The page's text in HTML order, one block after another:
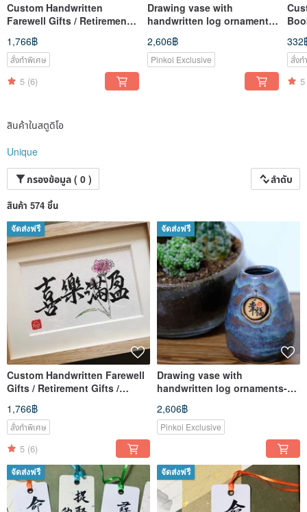
Custom Handwritten
Farewell Gifts / Retirement
Gifts / Encouragement Gifts
/ Keepsake Gifts
1,766฿
สั่งทำพิเศษ
5 (6)
Drawing vase with
handwritten log ornaments-
happiness-unique
2,606฿
Pinkoi Exclusive
332
สั่งท
5
สินค้าในสตูดิโอ
Unique
กรองข้อมูล ( 0 )
ลำดับ
สินค้า 574 ชิ้น
จัดส่งฟรี
Custom Handwritten Farewell
Gifts / Retirement Gifts /
Encouragement Gifts /
Keepsake Gifts
1,766฿
สั่งทำพิเศษ
5 (6)
จัดส่งฟรี
Drawing vase with
handwritten log ornaments-
happiness-unique
2,606฿
Pinkoi Exclusive
จัดส่งฟรี จัดส่งฟรี